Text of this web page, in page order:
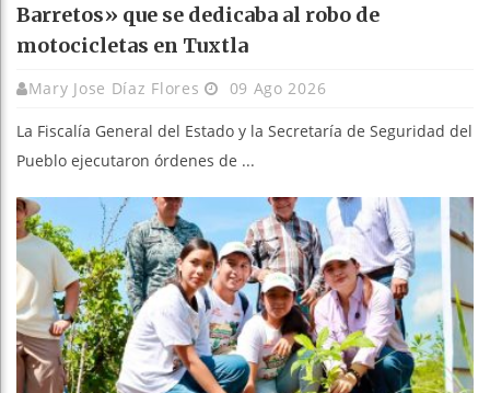
Barretos» que se dedicaba al robo de
motocicletas en Tuxtla
Mary Jose Díaz Flores 09 Ago 2026
La Fiscalía General del Estado y la Secretaría de Seguridad del
Pueblo ejecutaron órdenes de ...